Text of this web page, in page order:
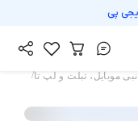
پی
موبایل، تبلت و لپ تا/